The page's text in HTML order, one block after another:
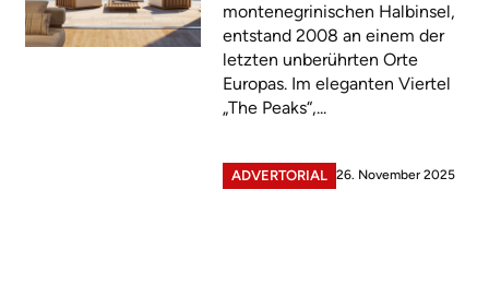
montenegrinischen Halbinsel,
entstand 2008 an einem der
letzten unberührten Orte
Europas. Im eleganten Viertel
„The Peaks“,...
ADVERTORIAL 26. November 2025